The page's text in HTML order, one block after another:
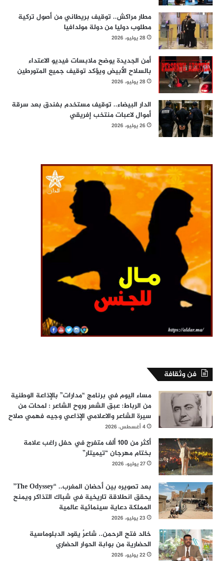
مطار مراكش.. توقيف بريطاني من أصول تركية
مطلوب دوليا من دولة مولدافيا
28 يوليو، 2026
أمن الجديدة يوضح ملابسات فيديو الاعتداء
بالسلاح الأبيض ويؤكد توقيف جميع المتورطين
28 يوليو، 2026
الدار البيضاء.. توقيف مستخدم بفندق بعد سرقة
أموال لاعبات منتخب إفريقي
26 يوليو، 2026
فن وثقافة
مساء اليوم في برنامج “مدارات” بالإذاعة الوطنية
من الرباط: عبق الشعر وروح الشاعر : لمحات من
سيرة الشاعر والاعلامي الإذاعي وجيه فهمي صلاح
4 أغسطس، 2026
أكثر من 100 ألف متفرج في حفل راغب علامة
بختام مهرجان “تيميتار”
27 يوليو، 2026
بعد تصويره بين أحضان المغرب.. “The Odyssey”
يحقق انطلاقة تاريخية في شباك التذاكر ويمنح
المملكة دعاية سينمائية عالمية
23 يوليو، 2026
خالد فتح الرحمن.. شاعرٌ يقود الدبلوماسية
الحضارية من بوابة الحوار الحضاري
22 يوليو، 2026